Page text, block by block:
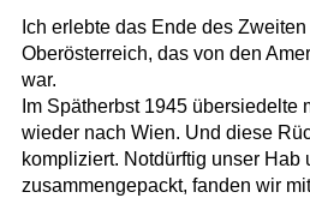
Ich erlebte das Ende des
Oberösterreich, das von den
war.
Im Spätherbst 1945 übersiedelte
wieder nach Wien. Und diese
kompliziert. Notdürftig unser Hab
zusammengepackt, fanden wir